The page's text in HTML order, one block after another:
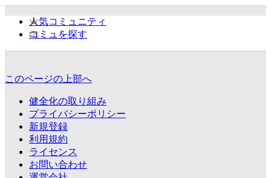
人気コミュニティ
コミュを探す
このページの上部へ
健全化の取り組み
プライバシーポリシー
新規登録
利用規約
ライセンス
お問い合わせ